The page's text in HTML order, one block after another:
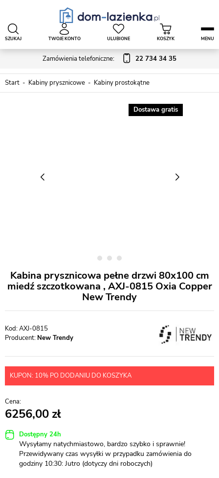
Zamówienia telefoniczne: 22 734 34 35
SZUKAJ TWOJE KONTO ULUBIONE KOSZYK MENU
Start Kabiny prysznicowe Kabiny prostokątne
Dostawa gratis
Kabina prysznicowa pełne drzwi 80x100 cm
miedź szczotkowana , AXJ-0815 Oxia Copper
New Trendy
AXJ-0815
Producent: New Trendy
KUPON: 10% PO DODANIU DO KOSZYKA
6256,00
Dostępny 24h
Wysyłamy natychmiastowo, bardzo szybko i sprawnie!
Przewidywany czas wysyłki w przypadku zamówienia do
godziny 10:30: Jutro (dotyczy dni roboczych)